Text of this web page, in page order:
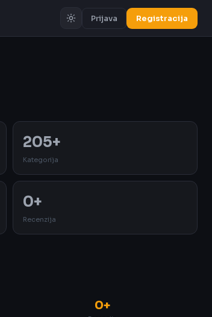
Prijava Registracija
205+
Kategorija
0+
Recenzija
0+